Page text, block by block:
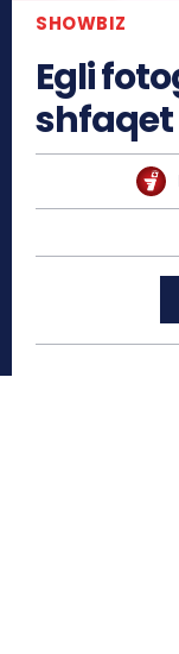
SHOWBIZ
Egli
shfaqet